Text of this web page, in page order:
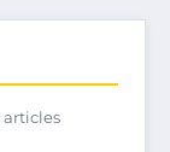
articles